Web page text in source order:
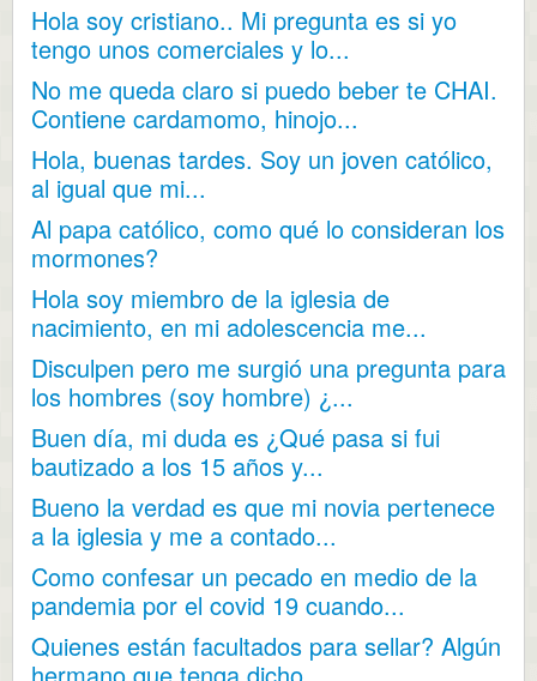
Hola soy cristiano.. Mi pregunta es si yo
tengo unos comerciales y lo...
No me queda claro si puedo beber te CHAI.
Contiene cardamomo, hinojo...
Hola, buenas tardes. Soy un joven católico,
al igual que mi...
Al papa católico, como qué lo consideran los
mormones?
Hola soy miembro de la iglesia de
nacimiento, en mi adolescencia me...
Disculpen pero me surgió una pregunta para
los hombres (soy hombre) ¿...
Buen día, mi duda es ¿Qué pasa si fui
bautizado a los 15 años y...
Bueno la verdad es que mi novia pertenece
a la iglesia y me a contado...
Como confesar un pecado en medio de la
pandemia por el covid 19 cuando...
Quienes están facultados para sellar? Algún